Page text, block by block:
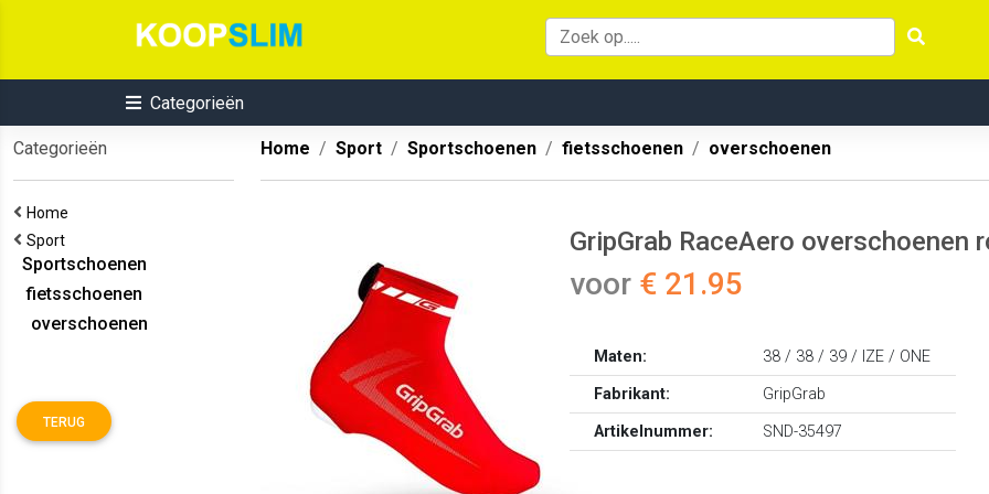
Categorieën
Categorieën
Home
Sport
Sportschoenen
fietsschoenen
overschoenen
TERUG
Home Sport Sportschoenen fietsschoenen overschoenen
GripGrab RaceAero overschoenen
voor € 21.95
Maten:
38 / 38 / 39 / IZE / ONE
Fabrikant:
GripGrab
Artikelnummer:
SND-35497